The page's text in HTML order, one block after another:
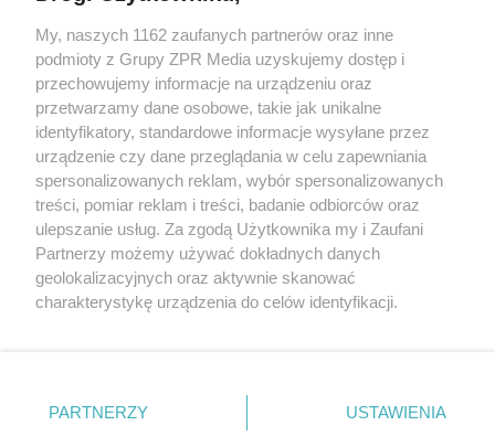
Żaden utwór zamieszczony w serwisie nie może być powielany i
rozpowszechniany lub dalej rozpowszechniany w jakikolwiek sposób (w
tym także elektroniczny lub mechaniczny) na jakimkolwiek polu
eksploatacji w jakiejkolwiek formie, włącznie z umieszczaniem w
Internecie bez pisemnej zgody właściciela praw. Jakiekolwiek użycie lub
wykorzystanie utworów w całości lub w części z naruszeniem prawa,
tzn. bez właściwej zgody, jest zabronione pod groźbą kary i może być
ścigane prawnie.
My, naszych 1162 zaufanych partnerów oraz inne
podmioty z Grupy ZPR Media uzyskujemy dostęp i
przechowujemy informacje na urządzeniu oraz
przetwarzamy dane osobowe, takie jak unikalne
identyfikatory, standardowe informacje wysyłane przez
urządzenie czy dane przeglądania w celu zapewniania
spersonalizowanych reklam, wybór spersonalizowanych
treści, pomiar reklam i treści, badanie odbiorców oraz
ulepszanie usług. Za zgodą Użytkownika my i Zaufani
Partnerzy możemy używać dokładnych danych
geolokalizacyjnych oraz aktywnie skanować
charakterystykę urządzenia do celów identyfikacji.
zmienić/wycofać klikając przycisk ustawień prywatności
znajdujący się w lewym dolnym rogu strony
PARTNERZY USTAWIENIA